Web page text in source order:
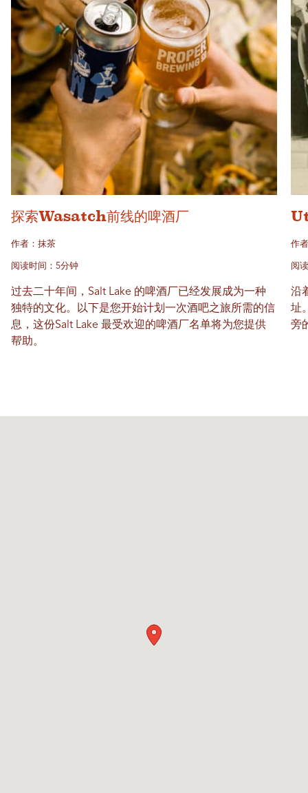
探索Wasatch前线的啤酒厂
作者：抹茶
阅读时间：5分钟
过去二十年间，Salt Lake 的啤酒厂已经发展成为一种
独特的文化。以下是您开始计划一次酒吧之旅所需的信
息，这份Salt Lake 最受欢迎的啤酒厂名单将为您提供
帮助。
作
阅
沿
址
旁